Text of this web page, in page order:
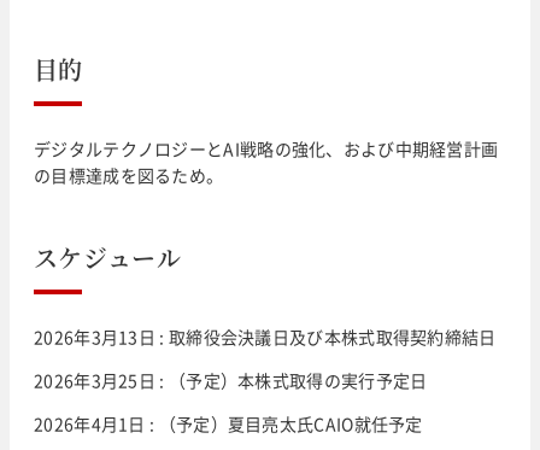
目的
デジタルテクノロジーとAI戦略の強化、および中期経営計画
の目標達成を図るため。
スケジュール
2026年3月13日 : 取締役会決議日及び本株式取得契約締結日
2026年3月25日 : （予定）本株式取得の実行予定日
2026年4月1日 : （予定）夏目亮太氏CAIO就任予定